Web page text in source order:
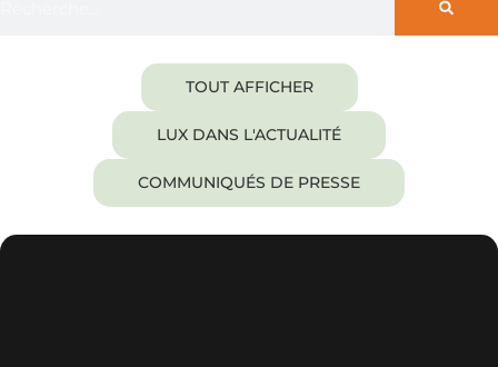
TOUT AFFICHER
LUX DANS L'ACTUALITÉ
COMMUNIQUÉS DE PRESSE